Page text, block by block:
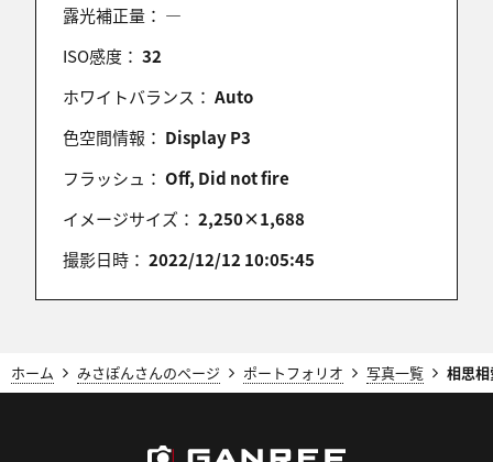
露光補正量： ―
ISO感度： 32
ホワイトバランス： Auto
色空間情報： Display P3
フラッシュ： Off, Did not fire
イメージサイズ： 2,250×1,688
撮影日時： 2022/12/12 10:05:45
ホーム みさぽんさんのページ ポートフォリオ 写真一覧 相思